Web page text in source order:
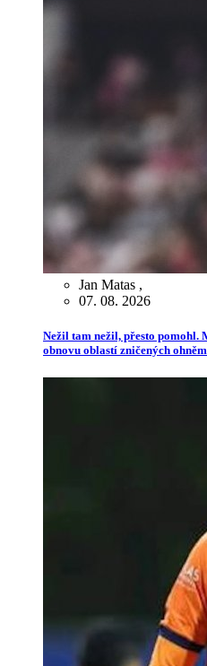
Jan Matas ,
07. 08. 2026
Nežil tam nežil, přesto pomohl.
obnovu oblastí zničených ohněm